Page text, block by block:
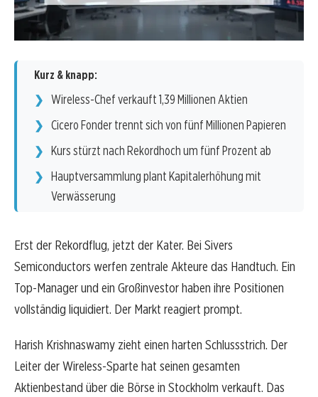
Kurz & knapp:
Wireless-Chef verkauft 1,39 Millionen Aktien
Cicero Fonder trennt sich von fünf Millionen Papieren
Kurs stürzt nach Rekordhoch um fünf Prozent ab
Hauptversammlung plant Kapitalerhöhung mit
Verwässerung
Erst der Rekordflug, jetzt der Kater. Bei Sivers
Semiconductors werfen zentrale Akteure das Handtuch. Ein
Top-Manager und ein Großinvestor haben ihre Positionen
vollständig liquidiert. Der Markt reagiert prompt.
Harish Krishnaswamy zieht einen harten Schlussstrich. Der
Leiter der Wireless-Sparte hat seinen gesamten
Aktienbestand über die Börse in Stockholm verkauft. Das